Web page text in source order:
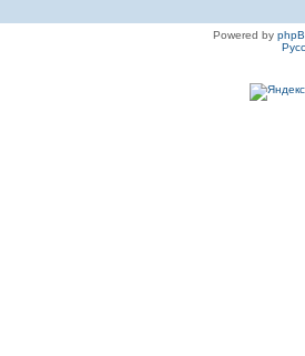
Powered by